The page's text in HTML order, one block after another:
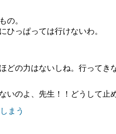
の。
っぱっては行けないわ。
どの力はないしね。行ってきな
いのよ、先生！！どうして止
まう